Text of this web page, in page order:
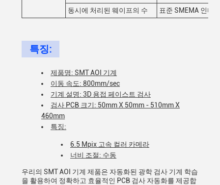
동시에 처리된 웨이프의 수
표준 SMEMA 인터
특징:
제품명: SMT AOI 기계
이동 속도: 800mm/sec
기계 설명: 3D 용접 페이스트 검사
검사 PCB 크기: 50mm X 50mm - 510mm X
460mm
특징:
6.5 Mpix 고속 컬러 카메라
너비 조절: 수동
우리의 SMT AOI 기계 제품은 자동화된 광학 검사 기계 학습
을 활용하여 정확하고 효율적인 PCB 검사 자동화를 제공합